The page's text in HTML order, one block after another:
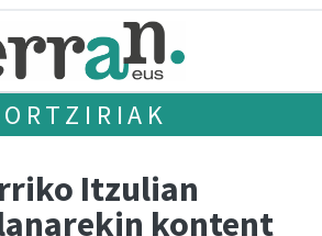
Itzulian
kontent